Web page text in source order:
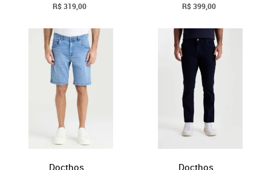
R$ 319,00 R$ 399,00
Docthos Docthos